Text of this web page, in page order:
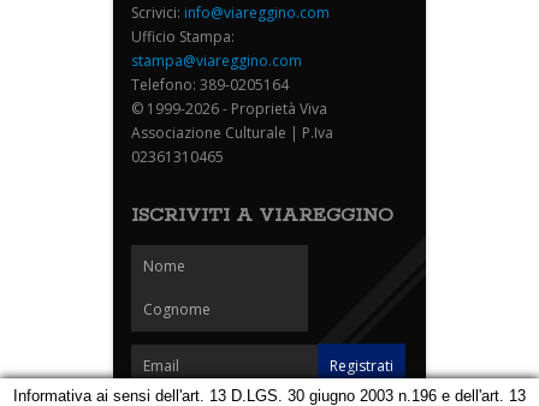
Scrivici: info@viareggino.com
Ufficio Stampa:
stampa@viareggino.com
Telefono: 389-0205164
© 1999-2026 - Proprietà Viva
Associazione Culturale | P.Iva
02361310465
ISCRIVITI A VIAREGGINO
Informativa ai sensi dell'art. 13 D.LGS. 30 giugno 2003 n.196 e dell'art. 13